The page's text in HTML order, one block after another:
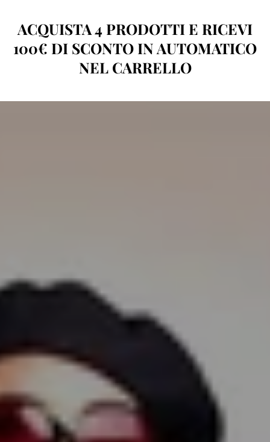
ACQUISTA 4 PRODOTTI E RICEVI
100€ DI SCONTO IN AUTOMATICO
NEL CARRELLO